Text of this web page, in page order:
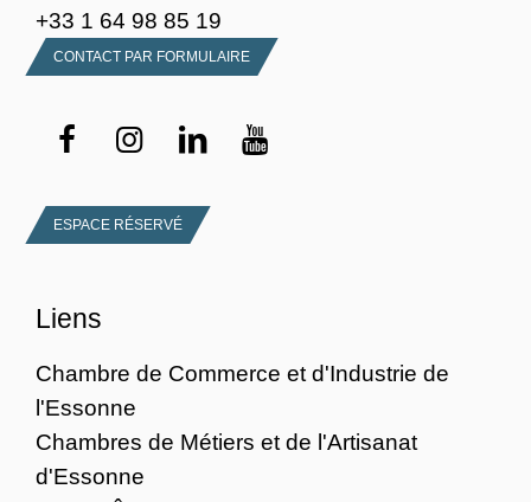
+33 1 64 98 85 19
CONTACT PAR FORMULAIRE
ESPACE RÉSERVÉ
Liens
Chambre de Commerce et d'Industrie de
l'Essonne
Chambres de Métiers et de l'Artisanat
d'Essonne